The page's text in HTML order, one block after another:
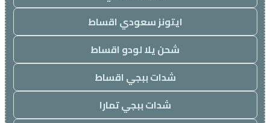
ايتونز سعودي اقساط
شحن يلا لودو اقساط
شدات ببجي اقساط
شدات ببجي تمارا